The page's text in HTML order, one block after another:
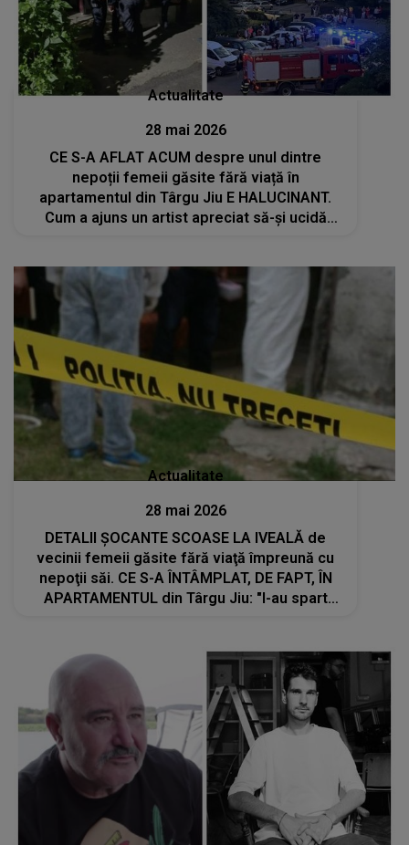
Actualitate
28 mai 2026
CE S-A AFLAT ACUM despre unul dintre
nepoții femeii găsite fără viață în
apartamentul din Târgu Jiu E HALUCINANT.
Cum a ajuns un artist apreciat să-și ucidă
Actualitate
28 mai 2026
DETALII ȘOCANTE SCOASE LA IVEALĂ de
vecinii femeii găsite fără viaţă împreună cu
nepoţii săi. CE S-A ÎNTÂMPLAT, DE FAPT, ÎN
APARTAMENTUL din Târgu Jiu: "I-au spart